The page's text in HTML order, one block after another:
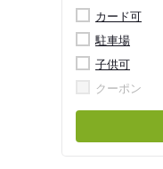
カード可
駐車場
子供可
クーポン